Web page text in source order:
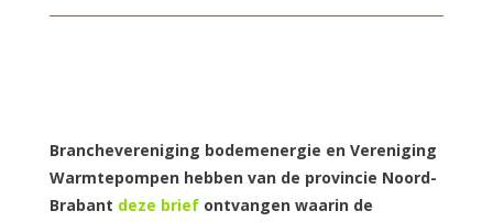
Branchevereniging bodemenergie en Vereniging
Warmtepompen hebben van de provincie Noord-
Brabant deze brief ontvangen waarin de